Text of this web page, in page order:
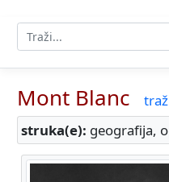
Mont Blanc
struka(e): geografija,